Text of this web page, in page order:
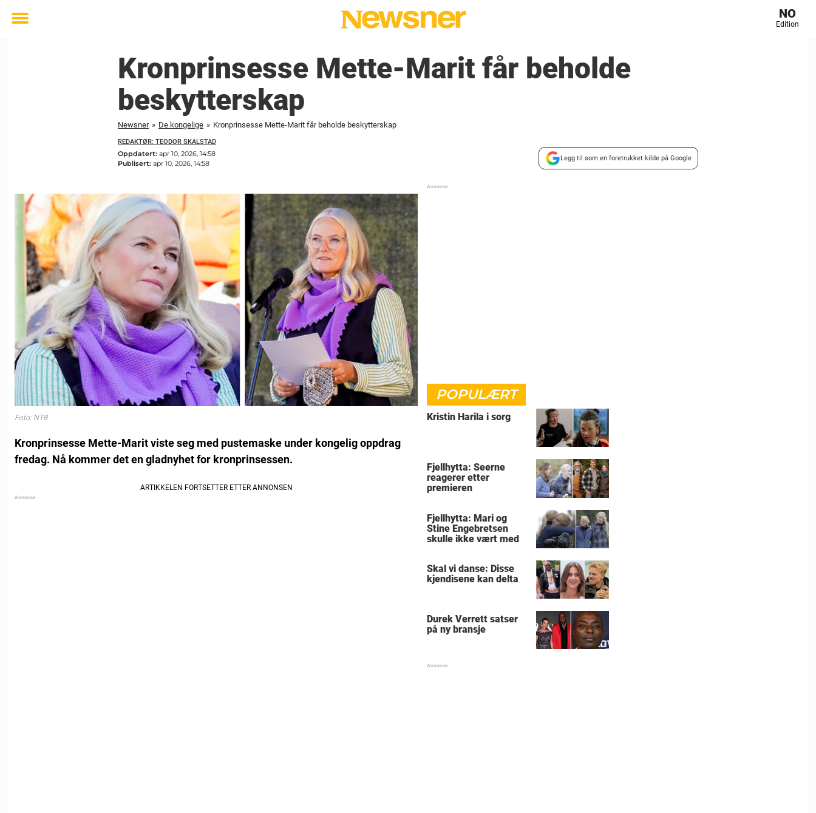
Toggle
NO
Edition
Kronprinsesse Mette-Marit får beholde
beskytterskap
Newsner » De kongelige » Kronprinsesse Mette-Marit får beholde beskytterskap
REDAKTØR: TEODOR SKALSTAD
Oppdatert: apr 10, 2026, 14:58
Publisert: apr 10, 2026, 14:58
Legg til som en foretrukket kilde på Google
Foto: NTB
Kronprinsesse Mette-Marit viste seg med pustemaske under kongelig oppdrag
fredag. Nå kommer det en gladnyhet for kronprinsessen.
POPULÆRT
Kristin Harila i sorg
Fjellhytta: Seerne
reagerer etter
premieren
Fjellhytta: Mari og
Stine Engebretsen
skulle ikke vært med
Skal vi danse: Disse
kjendisene kan delta
Durek Verrett satser
på ny bransje